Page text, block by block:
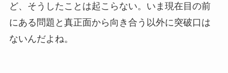
ど、そうしたことは起こらない。いま現在目の前
にある問題と真正面から向き合う以外に突破口は
ないんだよね。